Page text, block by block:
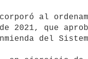
2021, que
del